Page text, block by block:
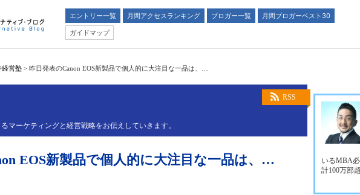
エントリー一覧 月間アクセスランキング ブロガー一覧
月間ブロガーベスト30
ガイドマップ
経営塾 > 昨日発表のCanon EOS新製品で個人的に大注目な一品は、…
RSS
マーケティングと経営戦略をお伝えしていきます。
EOS新製品で個人的に大注目な一品は、…
いるMBA
計100万部超